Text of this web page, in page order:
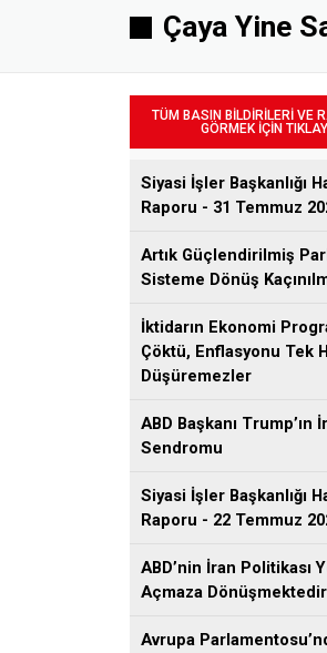
Çaya Yine
TÜM BASIN BİLDİRİLERİ VE
GÖRMEK İÇİN
Siyasi İşler Başkanlığı
Raporu - 31 Temmuz
Artık Güçlendirilmiş
Sisteme Dönüş
İktidarın Ekonomi
Çöktü, Enflasyonu Tek
Düşüremezler
ABD Başkanı Trump’ın
Sendromu
Siyasi İşler Başkanlığı
Raporu - 22 Temmuz
ABD’nin İran Politikası
Açmaza Dönüşmektedir
Avrupa